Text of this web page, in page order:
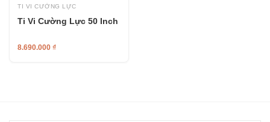
TI VI CƯỜNG LỰC
Ti Vi Cường Lực 50 Inch
8.690.000 ₫